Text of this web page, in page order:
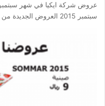
سبتمبر 2015 العروض الجديدة من شركة ايكيا على…